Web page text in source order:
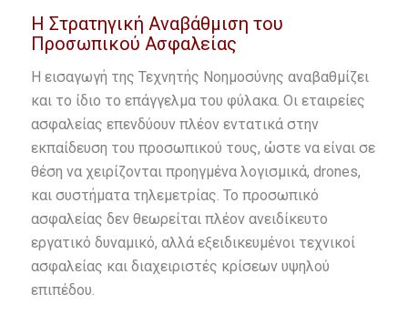
Η Στρατηγική Αναβάθμιση του
Προσωπικού Ασφαλείας
Η εισαγωγή της Τεχνητής Νοημοσύνης αναβαθμίζει
και το ίδιο το επάγγελμα του φύλακα. Οι εταιρείες
ασφαλείας επενδύουν πλέον εντατικά στην
εκπαίδευση του προσωπικού τους, ώστε να είναι σε
θέση να χειρίζονται προηγμένα λογισμικά, drones,
και συστήματα τηλεμετρίας. Το προσωπικό
ασφαλείας δεν θεωρείται πλέον ανειδίκευτο
εργατικό δυναμικό, αλλά εξειδικευμένοι τεχνικοί
ασφαλείας και διαχειριστές κρίσεων υψηλού
επιπέδου.